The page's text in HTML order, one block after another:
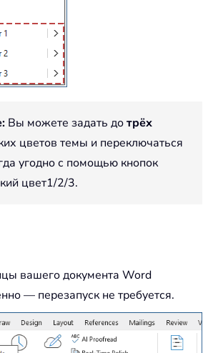
Вы можете задать дотрёх
цветов темы и переключаться
угодно с помощью кнопок
цвет1/2/3.
вашего документа Word
— перезапуск не требуется.